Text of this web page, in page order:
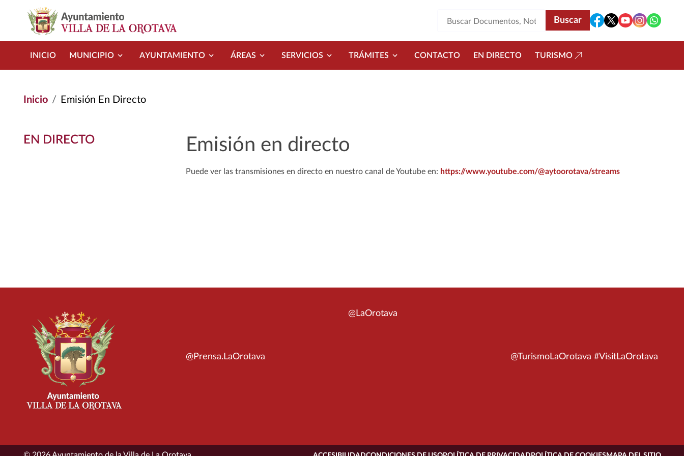
INICIO MUNICIPIO AYUNTAMIENTO ÁREAS SERVICIOS TRÁMITES CONTACTO EN DIRECTO TURISMO
Inicio Emisión En Directo
EN DIRECTO Emisión en directo
Puede ver las transmisiones en directo en nuestro canal de Youtube en: https://www.youtube.com/@aytoorotava/streams
@Prensa.LaOrotava
@LaOrotava
@TurismoLaOrotava #VisitLaOrotava